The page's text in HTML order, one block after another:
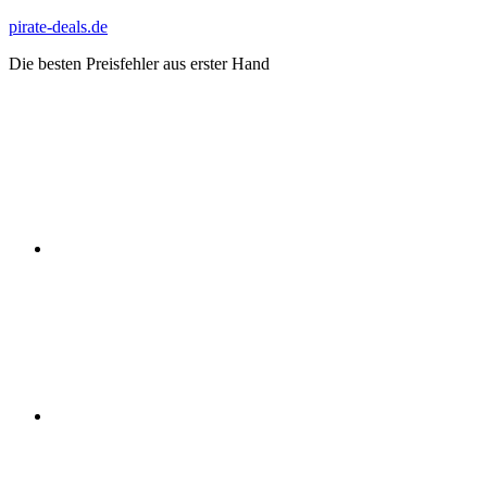
Zum
springen
pirate-deals.de
Die besten Preisfehler aus erster Hand